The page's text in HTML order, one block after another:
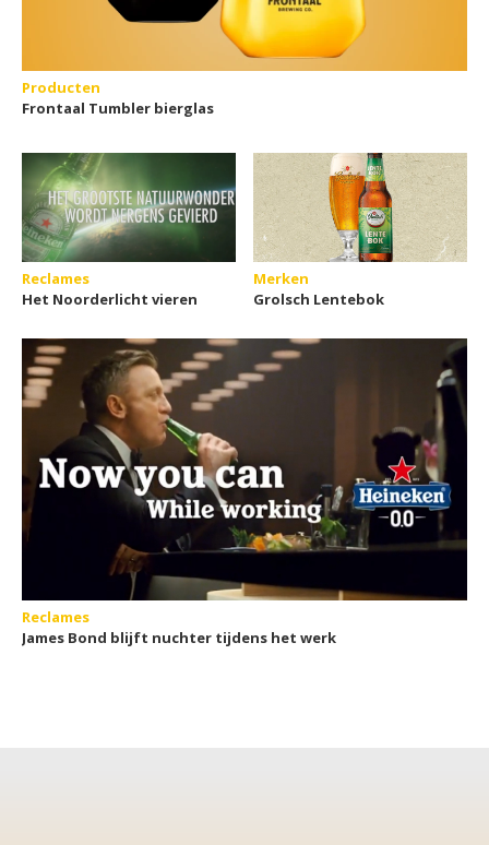
Producten
Frontaal Tumbler bierglas
Reclames
Het Noorderlicht vieren
Merken
Grolsch Lentebok
Reclames
James Bond blijft nuchter tijdens het werk